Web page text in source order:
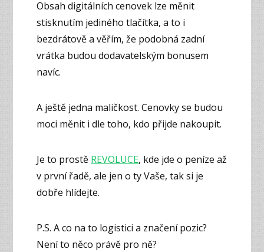
Obsah digitálních cenovek lze měnit
stisknutím jediného tlačítka, a to i
bezdrátově a věřím, že podobná zadní
vrátka budou dodavatelským bonusem
navíc.
A ještě jedna maličkost. Cenovky se budou
moci měnit i dle toho, kdo přijde nakoupit.
Je to prostě REVOLUCE, kde jde o peníze až
v první řadě, ale jen o ty Vaše, tak si je
dobře hlídejte.
P.S. A co na to logistici a značení pozic?
Není to něco právě pro ně?